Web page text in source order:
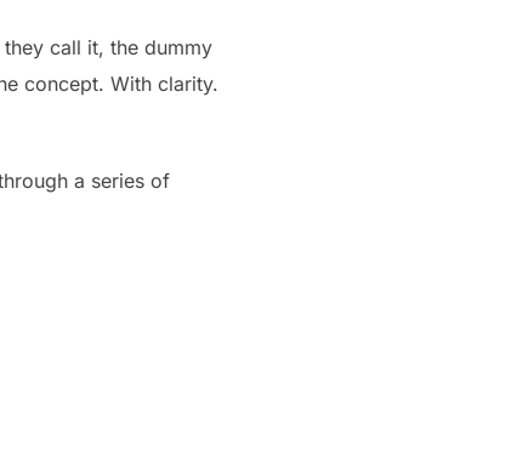
they call it, the dummy
concept. With clarity.
a series of